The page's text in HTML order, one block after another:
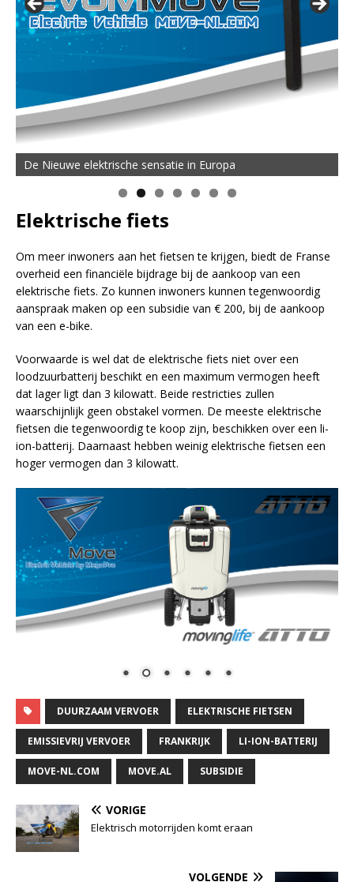
De Nieuwe elektrische sensatie in Europa
Elektrische fiets
Om meer inwoners aan het fietsen te krijgen, biedt de Franse
overheid een financiële bijdrage bij de aankoop van een
elektrische fiets. Zo kunnen inwoners kunnen tegenwoordig
aanspraak maken op een subsidie van € 200, bij de aankoop
van een e-bike.
Voorwaarde is wel dat de elektrische fiets niet over een
loodzuurbatterij beschikt en een maximum vermogen heeft
dat lager ligt dan 3 kilowatt. Beide restricties zullen
waarschijnlijk geen obstakel vormen. De meeste elektrische
fietsen die tegenwoordig te koop zijn, beschikken over een li-
ion-batterij. Daarnaast hebben weinig elektrische fietsen een
hoger vermogen dan 3 kilowatt.
DUURZAAM VERVOER ELEKTRISCHE FIETSEN
EMISSIEVRIJ VERVOER FRANKRIJK LI-ION-BATTERIJ
MOVE-NL.COM MOVE.AL SUBSIDIE
VORIGE
Elektrisch motorrijden komt eraan
VOLGENDE